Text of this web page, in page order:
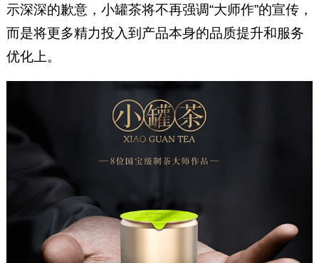
示深深的歉意，小罐茶将不再强调“大师作”的宣传，
而是将更多精力投入到产品本身的品质提升和服务
优化上。